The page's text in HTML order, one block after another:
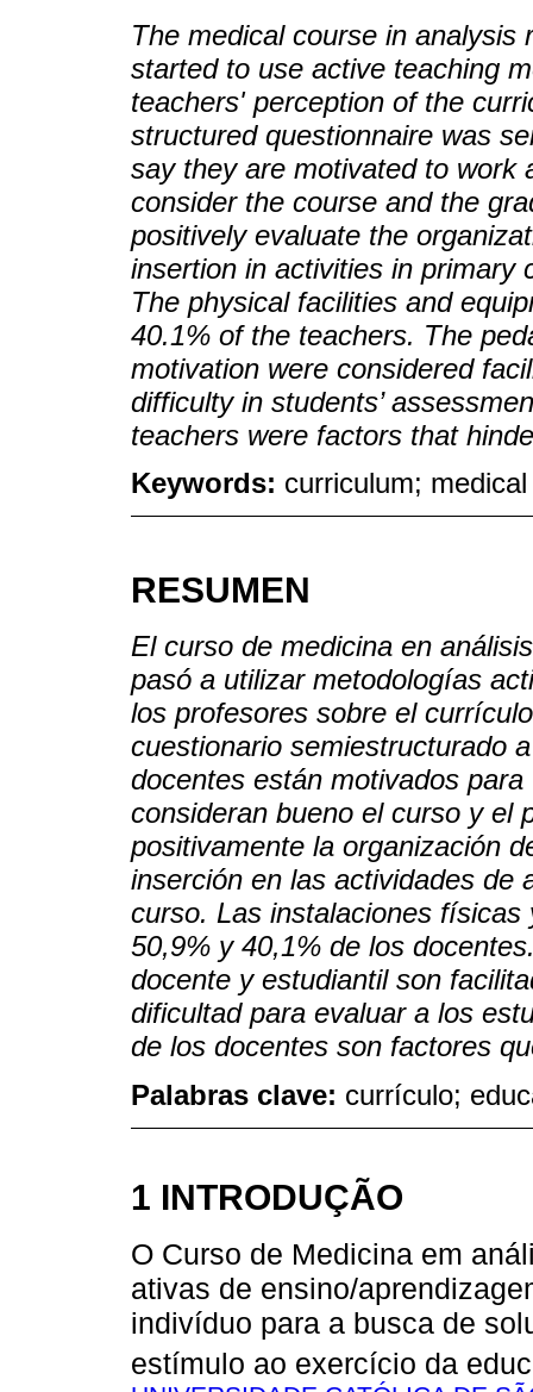
The medical course in
started to use active teaching
teachers' perception of the
structured questionnaire was
say they are motivated to work
consider the course and the
positively evaluate the
insertion in activities in primary
The physical facilities and
40.1% of the teachers. The
motivation were considered
difficulty in students’
teachers were factors that
Keywords: curriculum;
RESUMEN
El curso de medicina en
pasó a utilizar metodologías
los profesores sobre el
cuestionario semiestructurado
docentes están motivados
consideran bueno el curso y el
positivamente la organización
inserción en las actividades de
curso. Las instalaciones
50,9% y 40,1% de los
docente y estudiantil son
dificultad para evaluar a los
de los docentes son factores
Palabras clave: currículo;
1 INTRODUÇÃO
O Curso de Medicina em
ativas de ensino/
indivíduo para a busca de
estímulo ao exercício da